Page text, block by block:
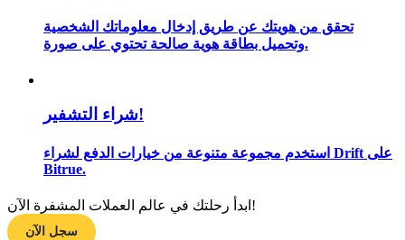
دليل المبتدئين للعقود الآجلة
استراتيجيات التداول
تعلم كيفية البقاء مربحة
تحقق من هويتك عن طريق إدخال معلوماتك الشخصية
وتحميل بطاقة هوية صالحة تحتوي على صورة.
شراء التشفير!
استخدم مجموعة متنوعة من خيارات الدفع لشراء Drift على
Bitrue.
ابدأ رحلتك في عالم العملات المشفرة الآن!
سجل الآن